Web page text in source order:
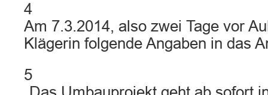
4
Am 7.3.2014, also zwei Tage vor
Klägerin folgende Angaben in das
5